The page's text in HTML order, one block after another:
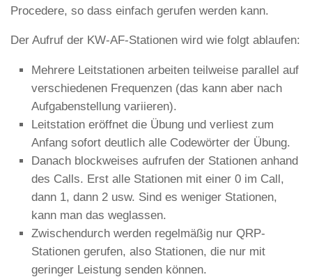
Procedere, so dass einfach gerufen werden kann.
Der Aufruf der KW-AF-Stationen wird wie folgt ablaufen:
Mehrere Leitstationen arbeiten teilweise parallel auf
verschiedenen Frequenzen (das kann aber nach
Aufgabenstellung variieren).
Leitstation eröffnet die Übung und verliest zum
Anfang sofort deutlich alle Codewörter der Übung.
Danach blockweises aufrufen der Stationen anhand
des Calls. Erst alle Stationen mit einer 0 im Call,
dann 1, dann 2 usw. Sind es weniger Stationen,
kann man das weglassen.
Zwischendurch werden regelmäßig nur QRP-
Stationen gerufen, also Stationen, die nur mit
geringer Leistung senden können.